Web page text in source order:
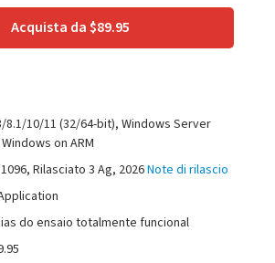
Acquista da $89.95
8.1/10/11 (32/64-bit), Windows Server
on ARM
, Rilasciato 3 Ag, 2026Note di rilascio
do ensaio totalmente funcional